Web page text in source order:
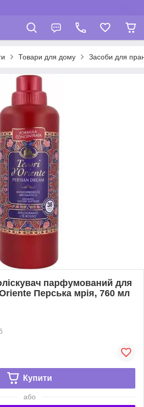
Товари для дому Засоби для
парфумований для
Перська мрія, 760 мл
Купити
або